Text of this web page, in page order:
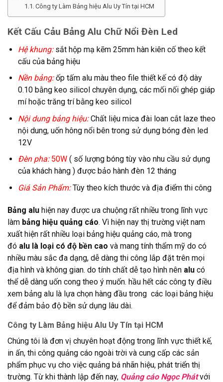
Công ty Làm Bảng hiệu Alu Uy Tín tại HCM
Kết Cấu Cảu Bảng Alu Chữ Nổi Đèn Led
Hệ khung: sắt hộp mạ kẽm 25mm hàn kiên cố theo kết
cấu của bảng hiệu
Nền bảng:ốp tấm alu màu theo file thiết kế có độ dày
0.10 bằng keo silicol chuyên dụng, các mối nối ghép giáp
mí hoặc trăng trí bằng keo silicol
Nội dung bảng hiệu:Chất liệu mica đài loan cắt laze theo
nội dung, uốn hông nổi bên trong sử dụng bóng đèn led
12V
Đèn pha:50W( số lượng bóng tùy vào nhu cầu sử dụng
của khách hàng ) được bảo hành đèn 12 tháng
Giá Sản Phẩm:Tùy theo kích thước và địa điểm thi công
Bảng alu hiện nay được ưa chuộng rất nhiều trong lĩnh vực
làm bảng hiệu quảng cáo. Vì hiện nay thị trường việt nam
xuất hiện rất nhiều loại bảng hiệu quảng cáo, mà trong
đó alu là loại có độ bền cao và mang tính thẩm mỹ do có
nhiều màu sắc đa dạng, dễ dàng thi công lắp đặt trên mọi
địa hình và không gian. do tính chất dễ tạo hình nên alu có
thể dễ dàng uốn cong theo ý muốn. hầu hết các công ty điều
xem bảng alu là lựa chọn hàng đầu trong các loại bảng hiệu
để đảm bảo độ bền sử dụng lâu dài.
Công ty Làm Bảng hiệu Alu Uy Tín tại HCM
Chúng tôi là đơn vị chuyên hoạt động trong lĩnh vực thiết kế,
in ấn, thi công quảng cáo ngoài trời và cung cấp các sản
phẩm phục vụ cho việc quảng bá nhãn hiệu, phát triển thị
trường. Từ khi thành lập đến nay, Quảng cáo Ngọc Phátvới